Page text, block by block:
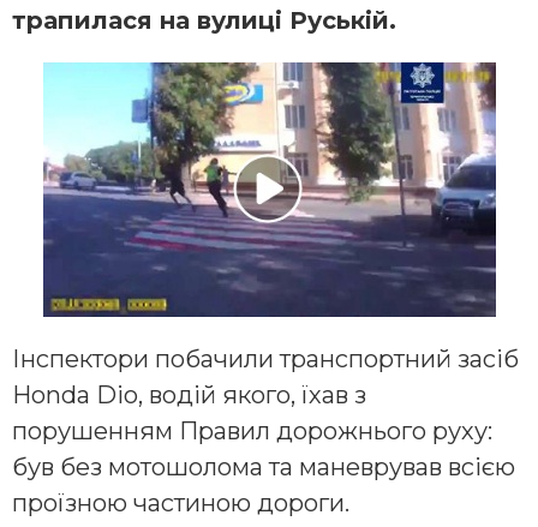
трапилася на вулиці Руській.
Інспектори побачили транспортний засіб
Honda Dio, водій якого, їхав з
порушенням Правил дорожнього руху:
був без мотошолома та маневрував всією
проїзною частиною дороги.